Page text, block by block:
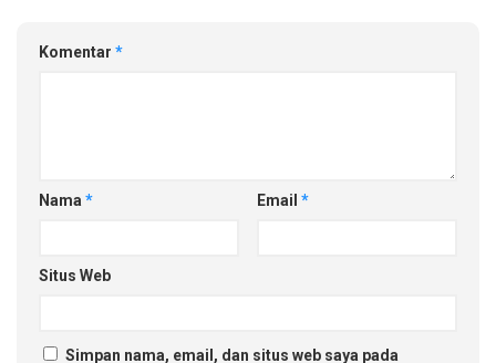
Komentar *
Nama * Email *
Situs Web
Simpan nama, email, dan situs web saya pada